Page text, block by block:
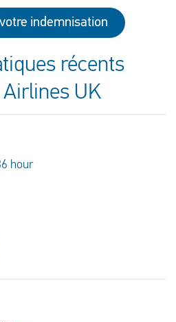
indemnisation
récents
Airlines UK
hour